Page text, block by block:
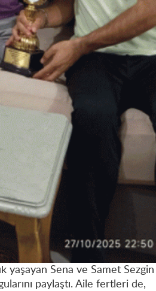
yaşayan Sena ve Samet Sezgin
paylaştı. Aile fertleri de,